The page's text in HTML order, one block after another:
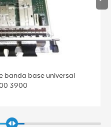
banda base universal
3900